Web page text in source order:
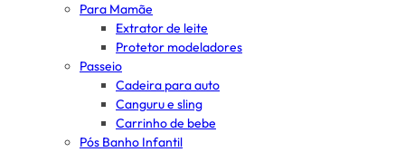
Para Mamãe
Extrator de leite
Protetor modeladores
Passeio
Cadeira para auto
Canguru e sling
Carrinho de bebe
Pós Banho Infantil